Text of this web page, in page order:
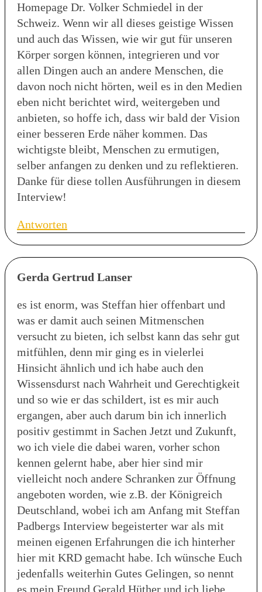
Homepage Dr. Volker Schmiedel in der
Schweiz. Wenn wir all dieses geistige Wissen
und auch das Wissen, wie wir gut für unseren
Körper sorgen können, integrieren und vor
allen Dingen auch an andere Menschen, die
davon noch nicht hörten, weil es in den Medien
eben nicht berichtet wird, weitergeben und
anbieten, so hoffe ich, dass wir bald der Vision
einer besseren Erde näher kommen. Das
wichtigste bleibt, Menschen zu ermutigen,
selber anfangen zu denken und zu reflektieren.
Danke für diese tollen Ausführungen in diesem
Interview!
Antworten
Gerda Gertrud Lanser
es ist enorm, was Steffan hier offenbart und
was er damit auch seinen Mitmenschen
versucht zu bieten, ich selbst kann das sehr gut
mitfühlen, denn mir ging es in vielerlei
Hinsicht ähnlich und ich habe auch den
Wissensdurst nach Wahrheit und Gerechtigkeit
und so wie er das schildert, ist es mir auch
ergangen, aber auch darum bin ich innerlich
positiv gestimmt in Sachen Jetzt und Zukunft,
wo ich viele die dabei waren, vorher schon
kennen gelernt habe, aber hier sind mir
vielleicht noch andere Schranken zur Öffnung
angeboten worden, wie z.B. der Königreich
Deutschland, wobei ich am Anfang mit Steffan
Padbergs Interview begeisterter war als mit
meinen eigenen Erfahrungen die ich hinterher
hier mit KRD gemacht habe. Ich wünsche Euch
jedenfalls weiterhin Gutes Gelingen, so nennt
es mein Freund Gerald Hüther und ich liebe